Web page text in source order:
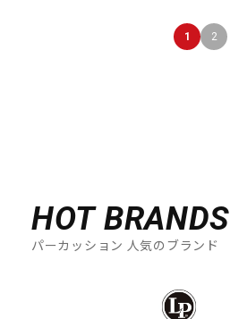
1 2
HOT BRANDS
パーカッション 人気のブランド